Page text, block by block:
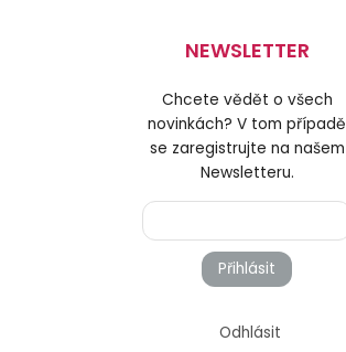
NEWSLETTER
Chcete vědět o všech
novinkách? V tom případě
se zaregistrujte na našem
Newsletteru.
Přihlásit
Odhlásit